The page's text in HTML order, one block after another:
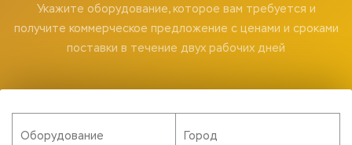
Укажите оборудование, которое вам требуется и
получите коммерческое предложение с ценами и сроками
поставки в течение двух рабочих дней